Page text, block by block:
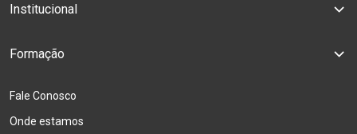
Institucional
Formação
Fale Conosco
Onde estamos